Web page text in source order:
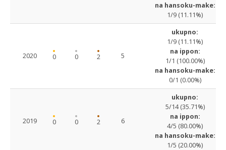
na hansoku-make:
1/9 (11.11%)
2020 0 0 2 5
ukupno:
1/9 (11.11%)
na ippon:
1/1 (100.00%)
na hansoku-make:
0/1 (0.00%)
2019 0 0 2 6
ukupno:
5/14 (35.71%)
na ippon:
4/5 (80.00%)
na hansoku-make:
1/5 (20.00%)